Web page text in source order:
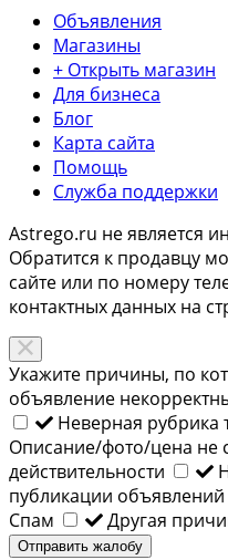
Объявления
Магазины
+ Открыть магазин
Для бизнеса
Блог
Карта сайта
Помощь
Служба поддержки
Astrego.ru не является
Обратится к продавцу
сайте или по номеру
контактных данных на
Укажите причины, по
объявление
Неверная рубрика
Описание/фото/цена не
действительности
публикации объявлений
Спам
Другая
Отправить жалобу